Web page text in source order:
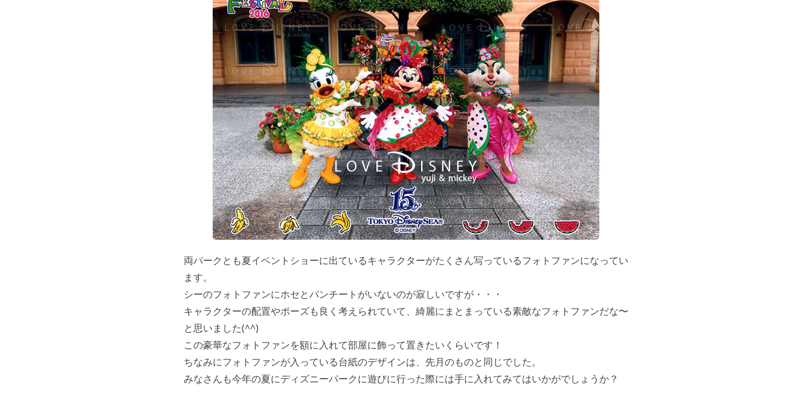
両パークとも夏イベントショーに出ているキャラクターがたくさん写っているフォトファンになってい
ます。
シーのフォトファンにホセとパンチートがいないのが寂しいですが・・・
キャラクターの配置やポーズも良く考えられていて、綺麗にまとまっている素敵なフォトファンだな〜
と思いました(^^)
この豪華なフォトファンを額に入れて部屋に飾って置きたいくらいです！
ちなみにフォトファンが入っている台紙のデザインは、先月のものと同じでした。
みなさんも今年の夏にディズニーパークに遊びに行った際には手に入れてみてはいかがでしょうか？